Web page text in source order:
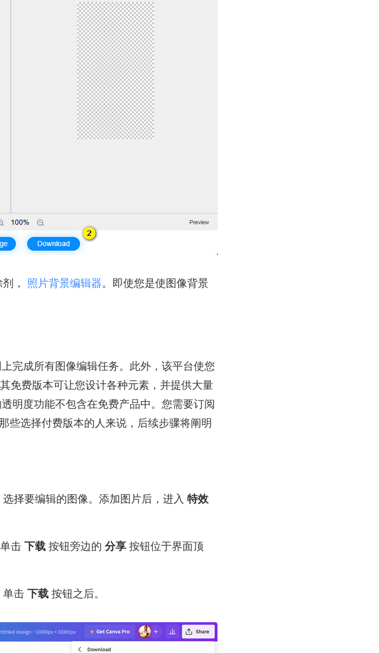
， 照片背景编辑器。即使您是使图像背景
完成所有图像编辑任务。此外，该平台使您
免费版本可让您设计各种元素，并提供大量
明度功能不包含在免费产品中。您需要订阅
些选择付费版本的人来说，后续步骤将阐明
择要编辑的图像。添加图片后，进入 特效
击 下载 按钮旁边的 分享 按钮位于界面顶
单击 下载 按钮之后。